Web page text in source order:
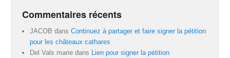
Commentaires récents
JACOB dansContinuez à partager et faire signer la pétition
pour les châteaux cathares
Del Vals marie dans
Lien pour signer la pétition